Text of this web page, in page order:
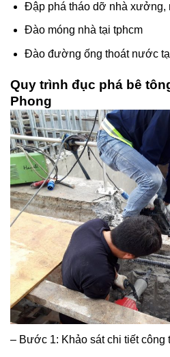
Đập phá tháo dỡ nhà xưởng,
Đào móng nhà tại tphcm
Đào đường ống thoát nước
Quy trình đục phá bê
Phong
– Bước 1: Khảo sát chi tiết công